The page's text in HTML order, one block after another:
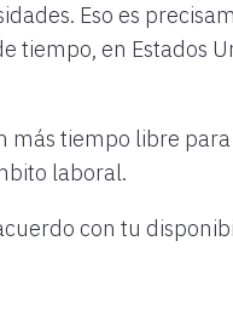
Eso es
tiempo, en Estados
más tiempo libre
laboral.
con tu